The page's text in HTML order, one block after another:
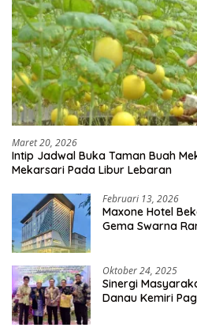
Maret 20, 2026
Intip Jadwal Buka Taman Buah
Mekarsari Pada Libur Lebaran
Februari 13, 2026
Maxone Hotel
Gema Swarna
Oktober 24, 2025
Sinergi
Danau Kemiri